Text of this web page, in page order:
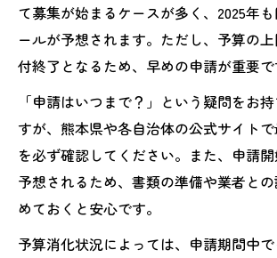
て募集が始まるケースが多く、2025年
ールが予想されます。ただし、予算の
付終了となるため、早めの申請が重要で
「申請はいつまで？」という疑問をお
すが、熊本県や各自治体の公式サイト
を必ず確認してください。また、申請
予想されるため、書類の準備や業者と
めておくと安心です。
予算消化状況によっては、申請期間中